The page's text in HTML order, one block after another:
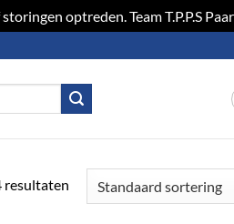
optreden. Team T.P.P.S
resultaten